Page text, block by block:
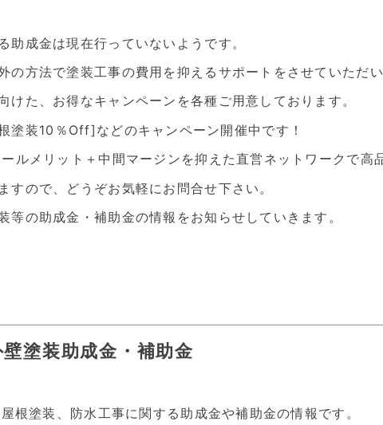
成金は現在行っていないようです。
の方法で塗装工事の費用を抑えるサポートをさせていただ
た、お得なキャンペーンを各種ご用意しております。
装10％Off]などのキャンペーン開催中です！
ルメリット＋中間マージンを抑えた直営ネットワークで高
ので、どうぞお気軽にお問合せ下さい。
の助成金・補助金の情報をお知らせしていきます。
塗装助成金・補助金
塗装、防水工事に関する助成金や補助金の情報です。